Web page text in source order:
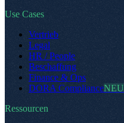
Use Cases
Vertrieb
Legal
HR / People
Beschaffung
Finance & Ops
DORA ComplianceNEU
Ressourcen